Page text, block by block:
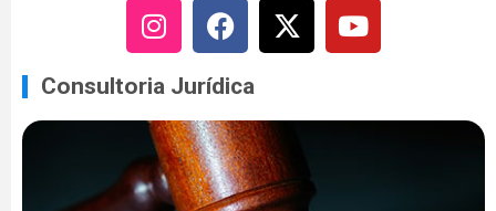
Consultoria Jurídica